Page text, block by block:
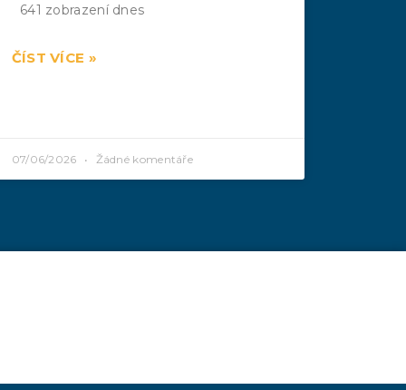
641 zobrazení dnes
ČÍST VÍCE »
07/06/2026 Žádné komentáře